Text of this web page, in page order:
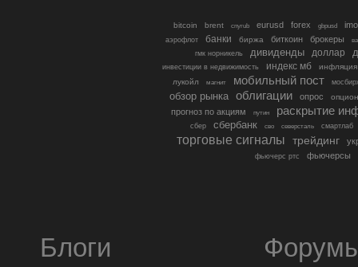
bitcoin brent cnyrub eurusd forex gbpusd
аэрофлот банки биржа биткоин брокеры
гмк норникель
дивиденды доллар
инвестиции в недвижимость индекс мб
инфляция
лукойл
магнит мобильный пост
обзор рынка облигации опрос
прогноз по акциям путин раскрытие
сбер сбербанк сво северсталь смартлаб
торговые сигналы трейдинг
фьючерс ртс фьючерсы
Блоги